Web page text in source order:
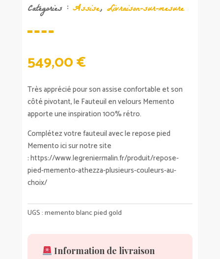
Catégories : Assise, Livraison-sur-mesure
549,00€
Très apprécié pour son assise confortable et son
côté pivotant, le Fauteuil en velours Memento
apporte une inspiration 100% rétro.
Complétez votre fauteuil avec le repose pied
Memento ici sur notre site
:https://www.legreniermalin.fr/produit/repose-
pied-memento-athezza-plusieurs-couleurs-au-
choix/
UGS :memento blanc pied gold
Information de livraison